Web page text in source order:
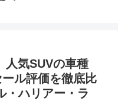
人気SUVの車種
ル評価を徹底比
・ハリアー・ラ